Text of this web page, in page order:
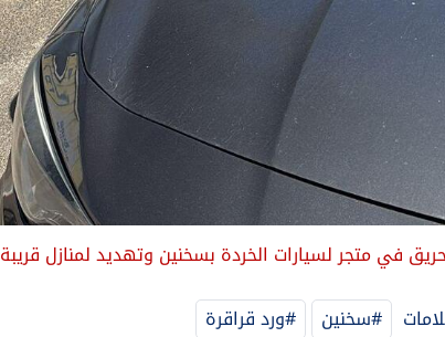
حريق في متجر لسيارات الخردة بسخنين وتهديد لمنازل قريبة
#سخنين #ورد قراقرة